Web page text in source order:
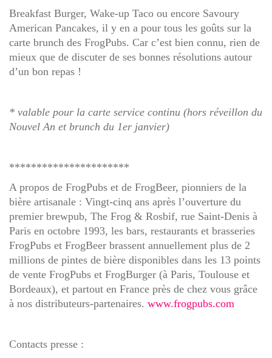
Breakfast Burger, Wake-up Taco ou encore Savoury
American Pancakes, il y en a pour tous les goûts sur la
carte brunch des FrogPubs. Car c’est bien connu, rien de
mieux que de discuter de ses bonnes résolutions autour
d’un bon repas !
* valable pour la carte service continu (hors réveillon du
Nouvel An et brunch du 1er janvier)
**********************
A propos de FrogPubs et de FrogBeer, pionniers de la
bière artisanale : Vingt-cinq ans après l’ouverture du
premier brewpub, The Frog & Rosbif, rue Saint-Denis à
Paris en octobre 1993, les bars, restaurants et brasseries
FrogPubs et FrogBeer brassent annuellement plus de 2
millions de pintes de bière disponibles dans les 13 points
de vente FrogPubs et FrogBurger (à Paris, Toulouse et
Bordeaux), et partout en France près de chez vous grâce
à nos distributeurs-partenaires. www.frogpubs.com
Contacts presse :